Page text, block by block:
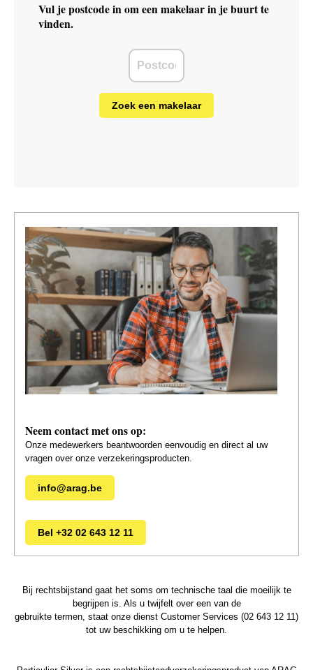
Vul je postcode in om een makelaar in je buurt te
vinden.
Zoek een makelaar
Neem contact met ons op:
Onze medewerkers beantwoorden eenvoudig en direct al uw
vragen over onze verzekeringsproducten.
info@arag.be
Bel +32 02 643 12 11
Bij rechtsbijstand gaat het soms om technische taal die moeilijk te
begrijpen is. Als u twijfelt over een van de
gebruikte termen, staat onze dienst Customer Services (02 643 12 11)
tot uw beschikking om u te helpen.